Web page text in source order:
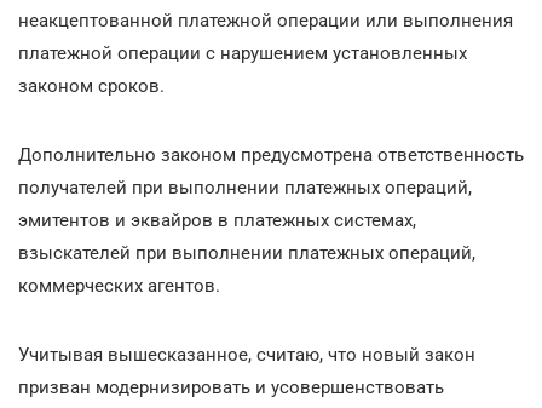
неакцептованной платежной операции или выполнения
платежной операции с нарушением установленных
законом сроков.
Дополнительно законом предусмотрена ответственность
получателей при выполнении платежных операций,
эмитентов и эквайров в платежных системах,
взыскателей при выполнении платежных операций,
коммерческих агентов.
Учитывая вышесказанное, считаю, что новый закон
призван модернизировать и усовершенствовать